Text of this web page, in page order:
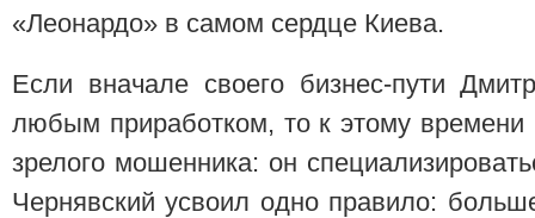
«Леонардо» в самом сердце Киева.
Если вначале своего бизнес-пути
любым приработком, то к этому времени
зрелого мошенника: он
Чернявский усвоил одно правило: